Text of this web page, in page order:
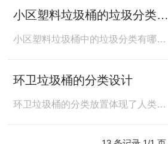
小区塑料垃圾桶的垃圾分类及颜色有哪些?
小区塑料垃圾桶中的垃圾分类有哪些一、垃圾分类概述垃圾分类是对垃圾收集处置传统方式的改革，是对垃圾进行有效处置的一种科学管理方法。人们面对日益增长的垃圾产量和环境状况恶化的局面，如何通过垃圾分类管理，最大限度地实现垃圾资源利用，减少垃圾处置量，改善生存环境质量，是当前世界各国共同关注的迫切问题之一。二、垃圾分类的种类1、可回收垃圾主要包括废纸、塑料、玻璃、金属和布料五大类。废纸：主要包括报纸、期刊、
环卫垃圾桶的分类设计
环卫垃圾桶的分类放置体现了人类为保护家园付诸了实际行动，利用色彩的设计、浅显易懂的图形符号设计、容器的造型设计以及特殊的感光和感应技术等。不同颜色的垃圾桶代表不同的意思，从而视觉效果上大大提高了人们的分类意识和行为，环卫塑料垃圾桶的颜色分为三种：绿色：可回收垃圾：塑料、纸类、玻璃、橡胶、铝制品等；红色：可回收垃圾：食物、纸张、纸盒等；黑色：不可回收垃圾。 从视觉上环卫垃圾桶按形状大体分为：环卫分